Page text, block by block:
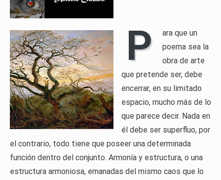
P
ara que un
poema sea la
obra de arte
que pretende ser, debe
encerrar, en su limitado
espacio, mucho más de lo
que parece decir. Nada en
él debe ser superfluo, por
el contrario, todo tiene que poseer una determinada
función dentro del conjunto. Armonía y estructura, o una
estructura armoniosa, emanadas del mismo caos que lo